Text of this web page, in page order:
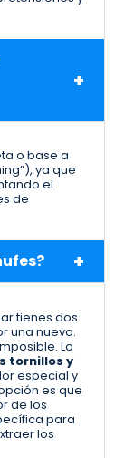
o base a
ya que
el
de
tienes dos
una nueva.
Lo
tornillos y
especial y
es que
de los
para
los